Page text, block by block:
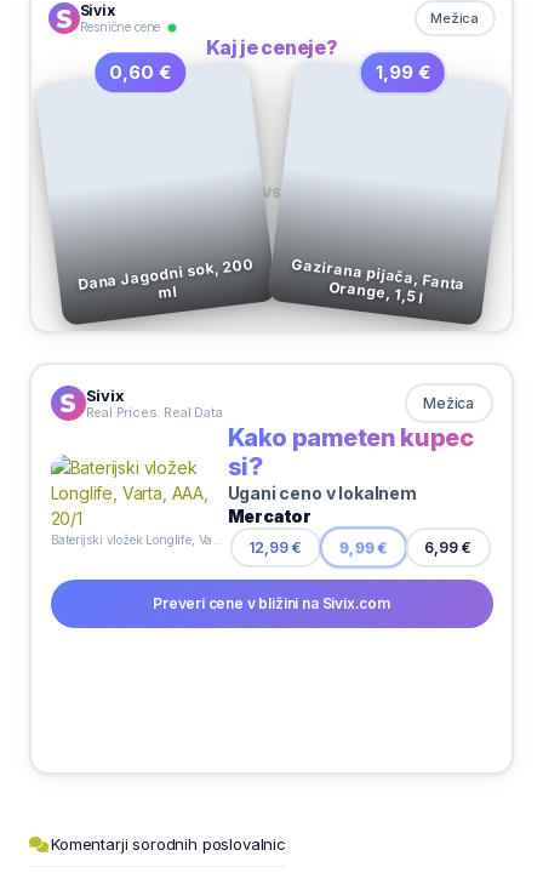
Sivix
Resnične cene
Mežica
Kaj je ceneje?
0,60 €
Dana Jagodni sok, 200
ml
VS
1,99 €
Gazirana pijača, Fanta Orange, 1,5 l
Sivix
Real Prices. Real Data Mežica
Kako pameten kupec
si?
Ugani ceno v lokalnem
Mercator
12,99 € 9,99 € 6,99 €
Preveri cene v bližini na Sivix.com
Komentarji sorodnih poslovalnic